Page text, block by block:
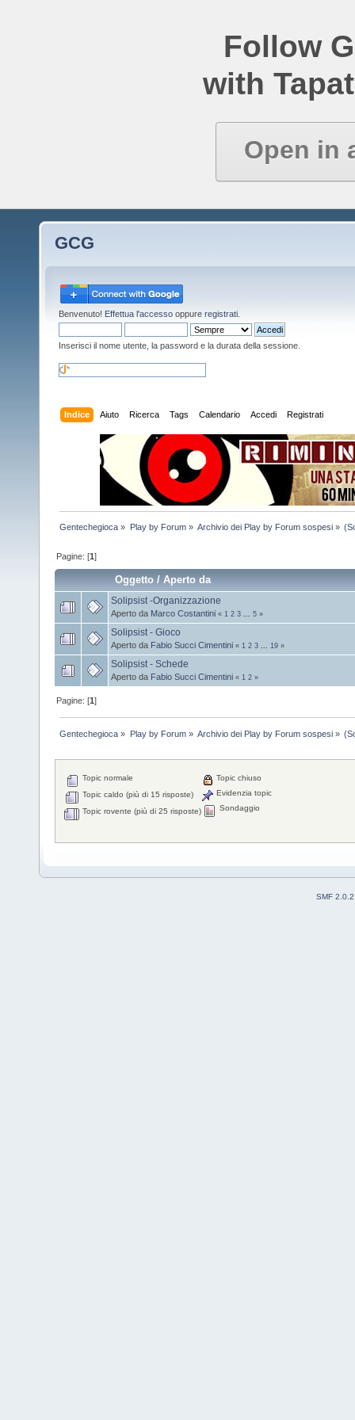
Follow
with
Open in
GCG
Benvenuto! Effettua l'accesso oppure registrati
Inserisci il nome utente, la password e la durata della sessione.
Indice Aiuto Ricerca Tags Calendario Accedi Registrati
Gentechegioca » Play by Forum» Archivio dei Play by Forum sospesi»
Pagine: [1]
Oggetto /Aperto da
Solipsist -Organizzazione
Aperto da Marco Costantini « 1 2 3 5 »
Solipsist - Gioco
Aperto da Fabio Succi Cimentini « 1 2 3 19 »
Solipsist - Schede
Aperto da Fabio Succi Cimentini « 1 2 »
Pagine: [1]
Gentechegioca » Play by Forum» Archivio dei Play by Forum sospesi»
Topic normale
Topic caldo (più di 15 risposte)
Topic rovente (più di 25 risposte)
Topic chiuso
Evidenzia topic
Sondaggio
SMF 2.0.2